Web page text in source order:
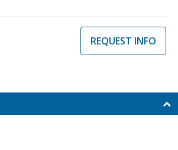
REQUEST INFO